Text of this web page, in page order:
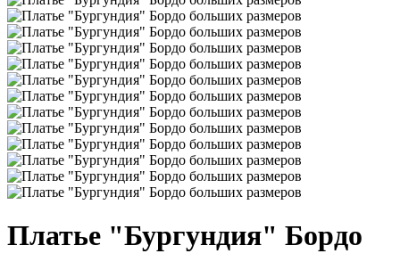
Платье "Бургундия" Бордо